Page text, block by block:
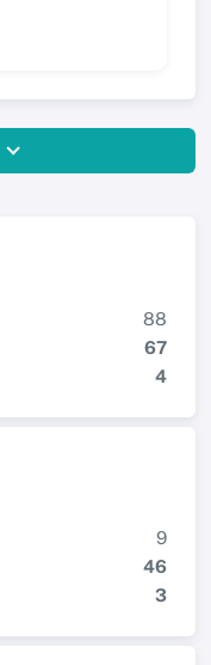
88
67
4
9
46
3